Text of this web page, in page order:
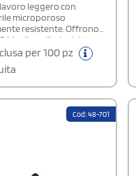
leggero con
microporoso
resistente. Offrono
ideali per l’industria
e
componenti, e tutte
precisione e
metalmeccanico,
trasporto di oli,
e logistica.
per 100 pz
Cod: 48-701